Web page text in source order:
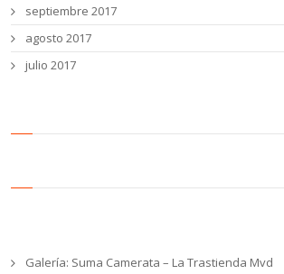
septiembre 2017
agosto 2017
julio 2017
Galería: Suma Camerata – La Trastienda Mvd